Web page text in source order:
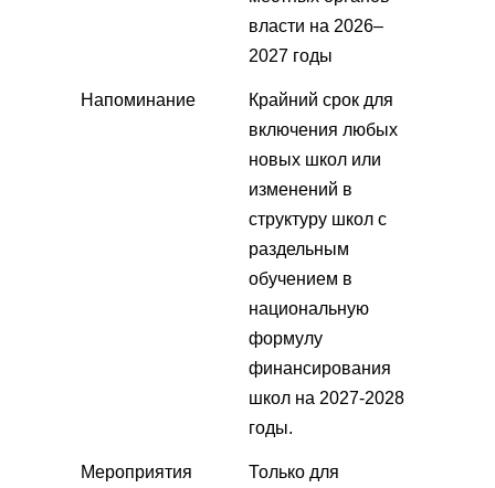
власти на 2026–
2027 годы
Напоминание
Крайний срок для
включения любых
новых школ или
изменений в
структуру школ с
раздельным
обучением в
национальную
формулу
финансирования
школ на 2027-2028
годы.
Мероприятия
Только для